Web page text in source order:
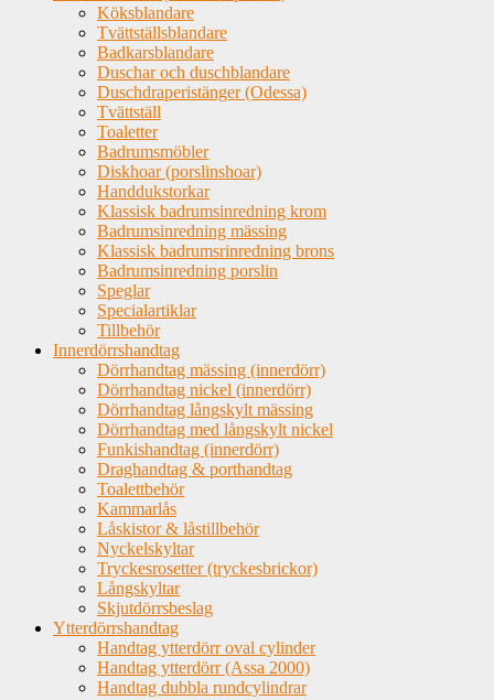
Köksblandare
Tvättställsblandare
Badkarsblandare
Duschar och duschblandare
Duschdraperistänger (Odessa)
Tvättställ
Toaletter
Badrumsmöbler
Diskhoar (porslinshoar)
Handdukstorkar
Klassisk badrumsinredning krom
Badrumsinredning mässing
Klassisk badrumsrinredning brons
Badrumsinredning porslin
Speglar
Specialartiklar
Tillbehör
Innerdörrshandtag
Dörrhandtag mässing (innerdörr)
Dörrhandtag nickel (innerdörr)
Dörrhandtag långskylt mässing
Dörrhandtag med långskylt nickel
Funkishandtag (innerdörr)
Draghandtag & porthandtag
Toalettbehör
Kammarlås
Låskistor & låstillbehör
Nyckelskyltar
Tryckesrosetter (tryckesbrickor)
Långskyltar
Skjutdörrsbeslag
Ytterdörrshandtag
Handtag ytterdörr oval cylinder
Handtag ytterdörr (Assa 2000)
Handtag dubbla rundcylindrar